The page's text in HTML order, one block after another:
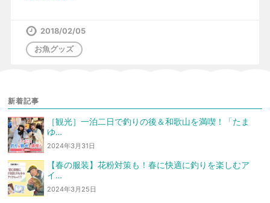
2018/02/05
お魚グッズ
新着記事
［観光］一泊二日で釣りの後＆和歌山を満喫！「たま
ゆ…
2024年3月31日
【春の服装】花粉対策も！春に快適に釣りを楽しむア
イ…
2024年3月25日